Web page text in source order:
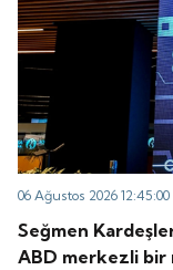
06 Ağustos 2026 12:45:00
Seğmen Kardeşler
ABD merkezli bir